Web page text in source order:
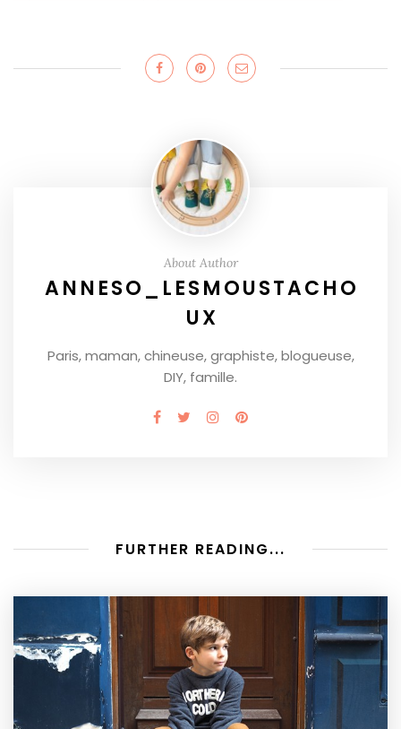
About Author
ANNESO_LESMOUSTACHO
UX
Paris, maman, chineuse, graphiste, blogueuse,
DIY, famille.
FURTHER READING...